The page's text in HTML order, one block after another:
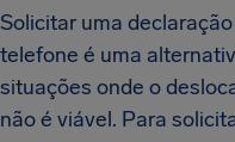
Solicitar uma
telefone é uma
situações onde o
não é viável. Para